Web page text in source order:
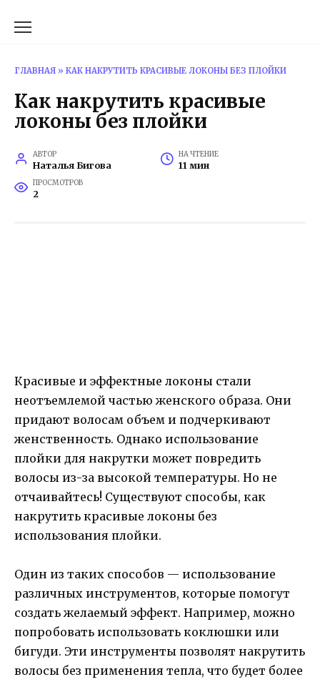
ГЛАВНАЯ » КАК НАКРУТИТЬ КРАСИВЫЕ ЛОКОНЫ БЕЗ ПЛОЙКИ
Как накрутить красивые
локоны без плойки
АВТОР
Наталья Бигова
НА ЧТЕНИЕ
11 мин
ПРОСМОТРОВ
2
Красивые и эффектные локоны стали
неотъемлемой частью женского образа. Они
придают волосам объем и подчеркивают
женственность. Однако использование
плойки для накрутки может повредить
волосы из-за высокой температуры. Но не
отчаивайтесь! Существуют способы, как
накрутить красивые локоны без
использования плойки.
Один из таких способов — использование
различных инструментов, которые помогут
создать желаемый эффект. Например, можно
попробовать использовать коклюшки или
бигуди. Эти инструменты позволят накрутить
волосы без применения тепла, что будет более